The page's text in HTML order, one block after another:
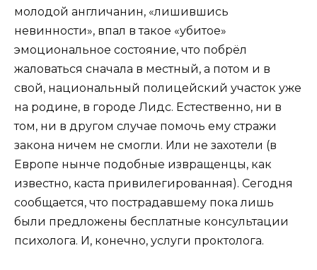
молодой англичанин, «лишившись
невинности», впал в такое «убитое»
эмоциональное состояние, что побрёл
жаловаться сначала в местный, а потом и в
свой, национальный полицейский участок уже
на родине, в городе Лидс. Естественно, ни в
том, ни в другом случае помочь ему стражи
закона ничем не смогли. Или не захотели (в
Европе нынче подобные извращенцы, как
известно, каста привилегированная). Сегодня
сообщается, что пострадавшему пока лишь
были предложены бесплатные консультации
психолога. И, конечно, услуги проктолога.